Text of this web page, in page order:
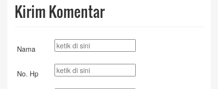
Kirim Komentar
Nama
No. Hp